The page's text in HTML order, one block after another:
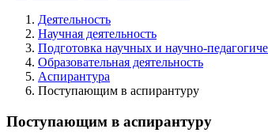
Деятельность
Научная деятельность
Подготовка научных и научно-
Образовательная деятельность
Аспирантура
Поступающим в аспирантуру
Поступающим в аспирантуру